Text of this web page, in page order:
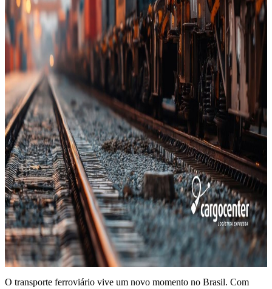
O transporte ferroviário vive um novo momento no Brasil. Com